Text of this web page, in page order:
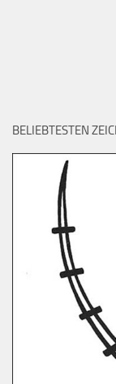
BELIEBTESTEN